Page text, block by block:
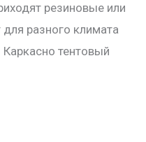
резиновые или
разного климата
тентовый